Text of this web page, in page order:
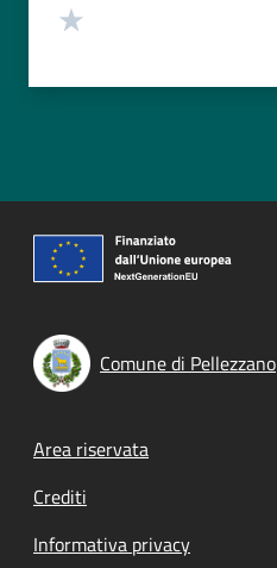
Comune di Pellezzano
Footer menu
Area riservata
Crediti
Informativa privacy